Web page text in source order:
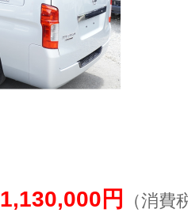
1,130,000円 （消費